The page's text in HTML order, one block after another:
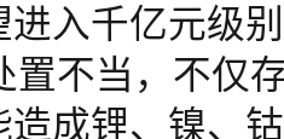
进入千亿元级
置不当，不仅
成锂、镍、